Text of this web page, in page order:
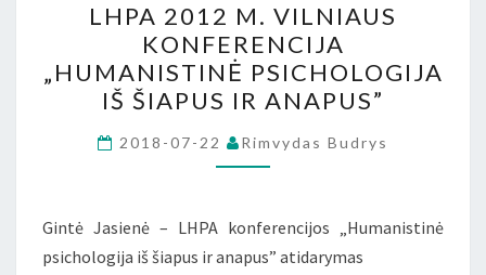
2012
M.
VILNIAUS
KONFERENCIJA
„HUMANISTINĖ
PSICHOLOGIJA
ŠIAPUS
IR
LHPA 2012 M. VILNIAUS
KONFERENCIJA
„HUMANISTINĖ PSICHOLOGIJA
IŠ ŠIAPUS IR ANAPUS”
2018-07-22 Rimvydas Budrys
Gintė Jasienė – LHPA konferencijos „Humanistinė
psichologija iš šiapus ir anapus” atidarymas